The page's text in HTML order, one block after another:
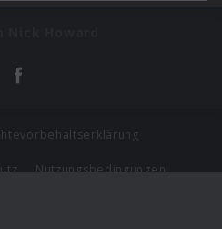
Nutzungsbedingungen